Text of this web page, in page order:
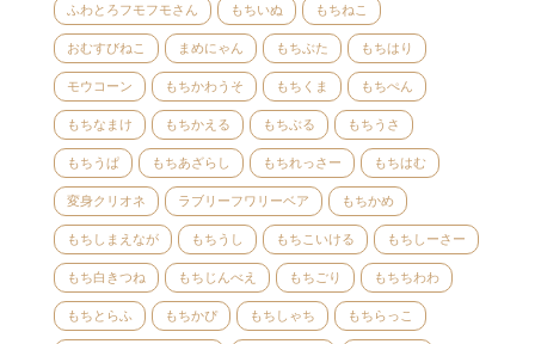
ふわとろフモフモさん もちいぬ もちねこ
おむすびねこ まめにゃん もちぶた もちはり
モウコーン もちかわうそ もちくま もちぺん
もちなまけ もちかえる もちぶる もちうさ
もちうぱ もちあざらし もちれっさー もちはむ
変身クリオネ ラブリーフワリーベア もちかめ
もちしまえなが もちうし もちこいける もちしーさー
もち白きつね もちじんべえ もちごり もちちわわ
もちとらふ もちかぴ もちしゃち もちらっこ